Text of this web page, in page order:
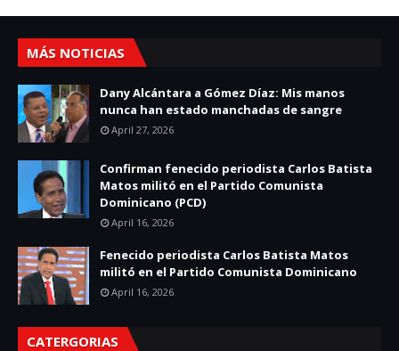
MÁS NOTICIAS
Dany Alcántara a Gómez Díaz: Mis manos
nunca han estado manchadas de sangre
April 27, 2026
Confirman fenecido periodista Carlos Batista
Matos militó en el Partido Comunista
Dominicano (PCD)
April 16, 2026
Fenecido periodista Carlos Batista Matos
militó en el Partido Comunista Dominicano
April 16, 2026
CATERGORIAS